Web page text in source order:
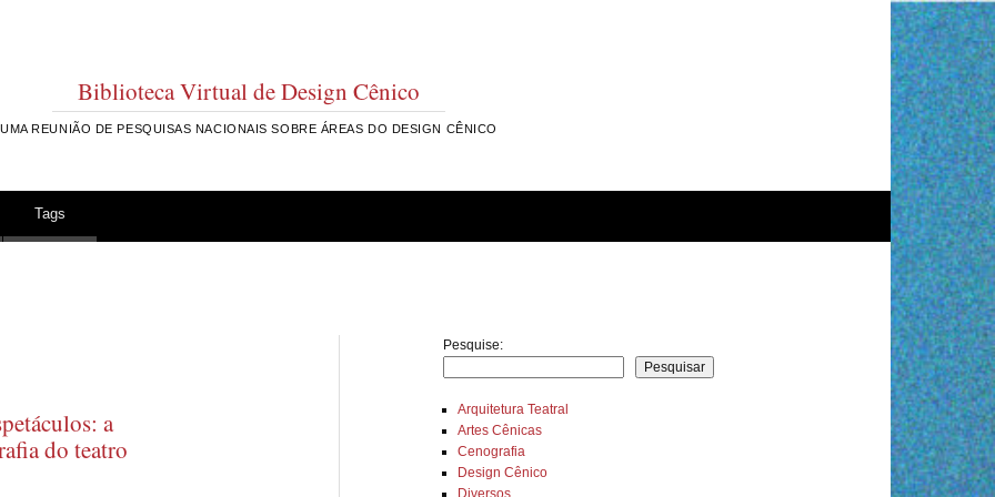
Biblioteca Virtual de Design Cênico
UMA REUNIÃO DE PESQUISAS NACIONAIS SOBRE ÁREAS DO DESIGN CÊNICO
Tags
a
do teatro
Pesquise:
Pesquisar
Arquitetura Teatral
Artes Cênicas
Cenografia
Design Cênico